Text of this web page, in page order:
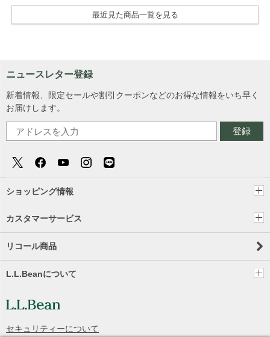
最近見た商品一覧を見る
ニュースレター登録
新着情報、限定セールや割引クーポンなどのお得な情報をいち早く
お届けします。
登録
ショッピング情報
カスタマーサービス
リコール商品
L.L.Beanについて
セキュリティーについて